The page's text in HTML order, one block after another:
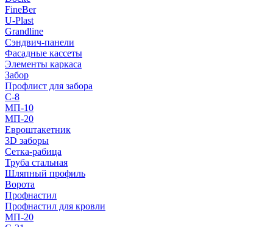
FineBer
U-Plast
Grandline
Сэндвич-панели
Фасадные кассеты
Элементы каркаса
Забор
Профлист для забора
С-8
МП-10
МП-20
Евроштакетник
3D заборы
Сетка-рабица
Труба стальная
Шляпный профиль
Ворота
Профнастил
Профнастил для кровли
МП-20